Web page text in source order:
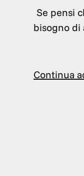
Se pensi
bisogno di
Continua